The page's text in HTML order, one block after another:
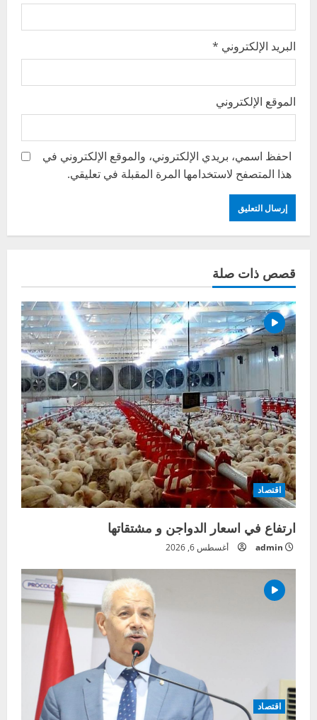
البريد الإلكتروني *
الموقع الإلكتروني
احفظ اسمي، بريدي الإلكتروني، والموقع الإلكتروني في
هذا المتصفح لاستخدامها المرة المقبلة في تعليقي.
قصص ذات صلة
اقتصاد
ارتفاع في اسعار الدواجن و مشتقاتها
admin أغسطس 6, 2026
اقتصاد